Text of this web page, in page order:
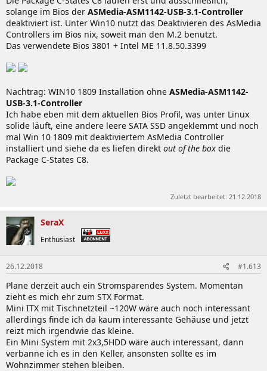
solange im Bios der ASMedia-ASM1142-USB-3.1-Controller
deaktiviert ist. Unter Win10 nutzt das Deaktivieren des AsMedia
Controllers im Bios nix, soweit man den M.2 benutzt.
Das verwendete Bios 3801 + Intel ME 11.8.50.3399
Nachtrag: WIN10 1809 Installation ohne ASMedia-ASM1142-
USB-3.1-Controller
Ich habe eben mit dem aktuellen Bios Profil, was unter Linux
solide läuft, eine andere leere SATA SSD angeklemmt und noch
mal Win 10 1809 mit deaktiviertem AsMedia Controller
installiert und siehe da es liefen direkt out of the box die
Package C-States C8.
Zuletzt bearbeitet: 21.12.2018
SeraX
Enthusiast
26.12.2018 #1.613
Plane derzeit auch ein Stromsparendes System. Momentan
zieht es mich ehr zum STX Format.
Mini ITX mit Tischnetzteil ~120W wäre auch noch interessant
allerdings finde ich da kaum interessante Gehäuse und jetzt
reizt mich irgendwie das kleine.
Ein Mini System mit 2x3,5HDD wäre auch interessant, dann
verbanne ich es in den Keller, ansonsten sollte es im
Wohnzimmer stehen bleiben.